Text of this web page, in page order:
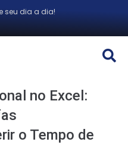
seu dia a dia!
no Excel:
o Tempo de